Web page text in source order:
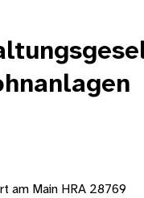
am Main HRA 28769